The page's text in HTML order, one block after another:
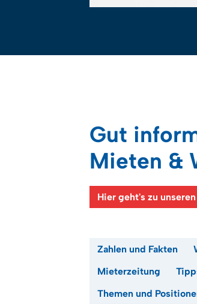
Gut
Mieten &
Hier geht's zu
Zahlen und Fakten
Mieterzeitung
Themen und